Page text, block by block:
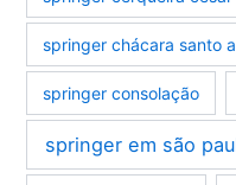
springer chácara santo
springer consolação
springer em são